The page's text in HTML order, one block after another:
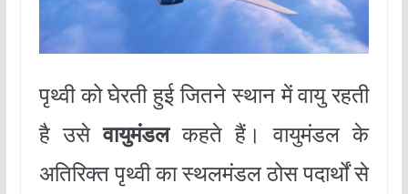
पृथ्वी को घेरती हुई जितने स्थान में वायु रहती
है उसेवायुमंडलकहते हैं। वायुमंडल के
अतिरिक्त पृथ्वी का स्थलमंडल ठोस पदार्थों से